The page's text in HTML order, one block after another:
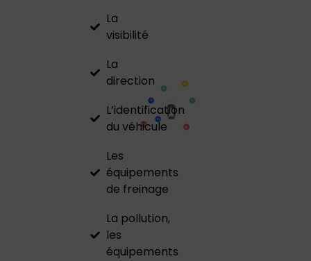
La
visibilité
La
direction
L’identification
du véhicule
Les
équipements
de freinage
La pollution,
les
équipements